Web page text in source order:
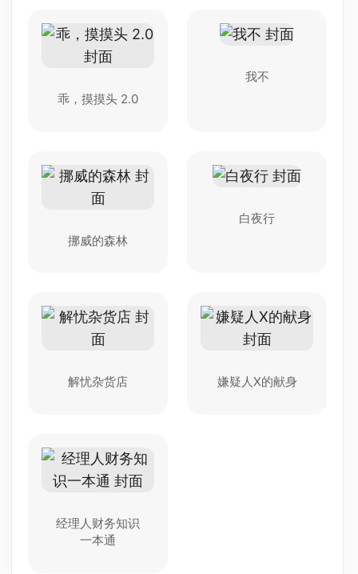
乖，摸摸头 2.0
我不
挪威的森林
白夜行
解忧杂货店 嫌疑人X的献身
经理人财务知识
一本通